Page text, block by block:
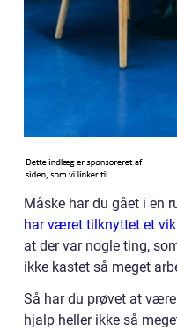
Måske har du gået i en
har været tilknyttet et
at der var nogle ting,
ikke kastet så meget
Så har du prøvet at
hjalp heller ikke så